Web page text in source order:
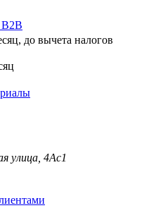
до вычета налогов
улица, 4Ас1